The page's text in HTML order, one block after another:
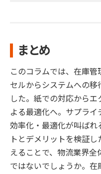
まとめ
このコラムでは、在庫
セルからシステムへの移
した。紙での対応から
よる最適化へ。サプラ
効率化・最適化が叫ばれ
トとデメリットを検証
えることで、物流業界全
ではないでしょうか。